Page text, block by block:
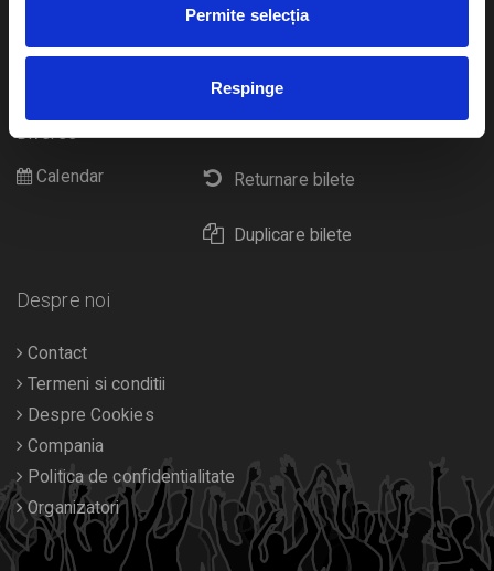
Permite selecția
Respinge
Plata online sau cash
Livrare prin curier
Returnare bilete
Duplicare bilete
Sport
Diverse
Calendar
Despre noi
Contact
Termeni si conditii
Despre Cookies
Compania
Politica de confidentialitate
Organizatori